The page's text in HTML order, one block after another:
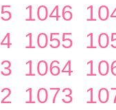
1046
1055
1064
1073